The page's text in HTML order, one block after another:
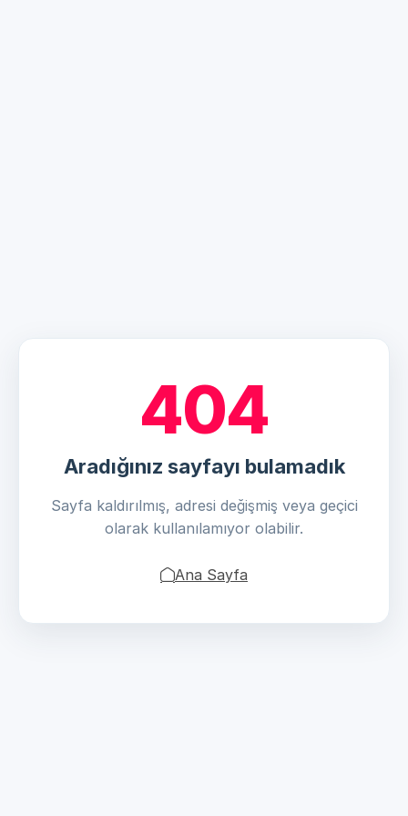
404
Aradığınız sayfayı bulamadık
Sayfa kaldırılmış, adresi değişmiş veya geçici
olarak kullanılamıyor olabilir.
Ana Sayfa